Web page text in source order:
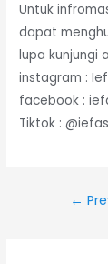
Untuk
dapat
lupa kunjungi
instagram :
facebook :
Tiktok :
Post
←